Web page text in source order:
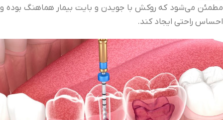
مطمئن می‌شود که روکش با جویدن و بایت بیمار هماهنگ بوده و
احساس راحتی ایجاد کند.